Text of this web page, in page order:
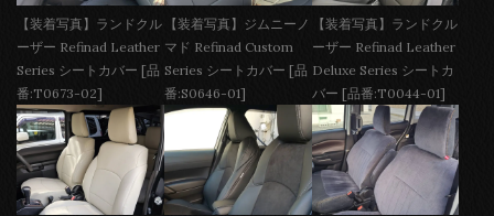
【装着写真】ランドクル
ーザー Refinad Leather
Series シートカバー [品
番:T0673-02]
【装着写真】ジムニーノ
マド Refinad Custom
Series シートカバー [品
番:S0646-01]
【装着写真】ランドクル
ーザー Refinad Leather
Deluxe Series シートカ
バー [品番:T0044-01]